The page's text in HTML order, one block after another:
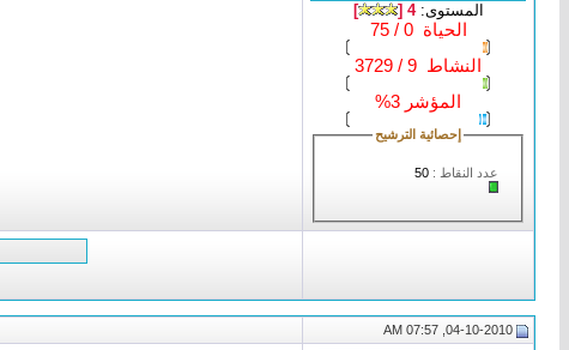
المستوى:4 [
]
الحياة 0 / 75
النشاط 9 / 3729
المؤشر 3%
إحصائية الترشيح
عدد النقاط :50